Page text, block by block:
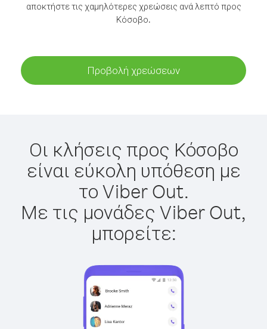
αποκτήστε τις χαμηλότερες χρεώσεις ανά λεπτό προς
Κόσοβο.
Προβολή χρεώσεων
Οι κλήσεις προς Κόσοβο
είναι εύκολη υπόθεση με
το Viber Out.
Με τις μονάδες Viber Out,
μπορείτε: